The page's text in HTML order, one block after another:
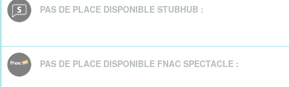
PAS DE PLACE DISPONIBLE STUBHUB :
PAS DE PLACE DISPONIBLE FNAC SPECTACLE :